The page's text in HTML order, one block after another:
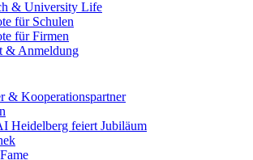
& University Life
für Schulen
für Firmen
& Anmeldung
& Kooperationspartner
Heidelberg feiert Jubiläum